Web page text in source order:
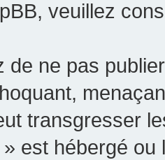
veuillez
de ne pas
transgresser
est hébergé